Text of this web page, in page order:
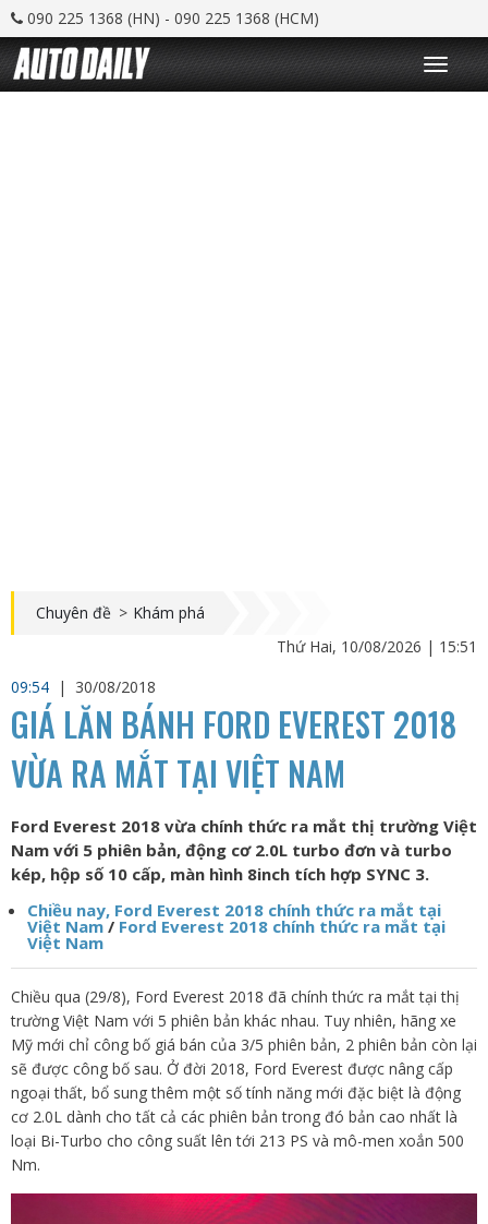
090 225 1368 (HN) - 090 225 1368 (HCM)
T
o
g
Chuyên đề > Khám phá
Thứ Hai, 10/08/2026 | 15:51
09:54 | 30/08/2018
GIÁ LĂN BÁNH FORD EVEREST 2018
VỪA RA MẮT TẠI VIỆT NAM
Ford Everest 2018 vừa chính thức ra mắt thị trường Việt
Nam với 5 phiên bản, động cơ 2.0L turbo đơn và turbo
kép, hộp số 10 cấp, màn hình 8inch tích hợp SYNC 3.
Chiều nay, Ford Everest 2018 chính thức ra mắt tại
Việt Nam / Ford Everest 2018 chính thức ra mắt tại
Việt Nam
Chiều qua (29/8), Ford Everest 2018 đã chính thức ra mắt tại thị
trường Việt Nam với 5 phiên bản khác nhau. Tuy nhiên, hãng xe
Mỹ mới chỉ công bố giá bán của 3/5 phiên bản, 2 phiên bản còn lại
sẽ được công bố sau. Ở đời 2018, Ford Everest được nâng cấp
ngoại thất, bổ sung thêm một số tính năng mới đặc biệt là động
cơ 2.0L dành cho tất cả các phiên bản trong đó bản cao nhất là
loại Bi-Turbo cho công suất lên tới 213 PS và mô-men xoắn 500
Nm.